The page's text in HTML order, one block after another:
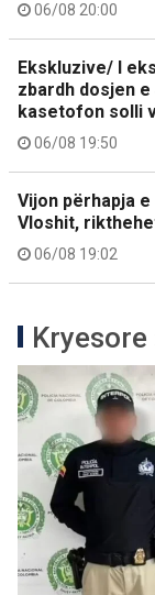
06/08 20:00
Ekskluzive/ I
zbardh dosjen
kasetofon solli
06/08 19:50
Vijon përhapja
Vloshit,
06/08 19:02
Kryesore